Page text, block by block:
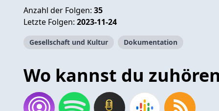
Anzahl der Folgen: 35
Letzte Folgen: 2023-11-24
Gesellschaft und Kultur Dokumentation
Wo kannst du